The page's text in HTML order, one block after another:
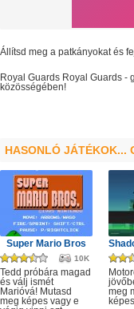
Állítsd meg a patkányokat és
Royal Guards -
Royal Guards
közösségében!
HASONLÓ JÁTÉKOK...
Super Mario Bros
10K
Tedd próbára magad
és válj ismét
Marióvá! Mutasd
meg képes vagy e
meg